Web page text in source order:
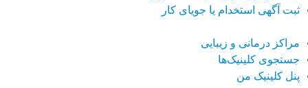
ثبت آگهی استخدام یا جویای کار
مراکز درمانی و زیبایی
جستجوی کلینیک‌ها
پنل کلینیک من